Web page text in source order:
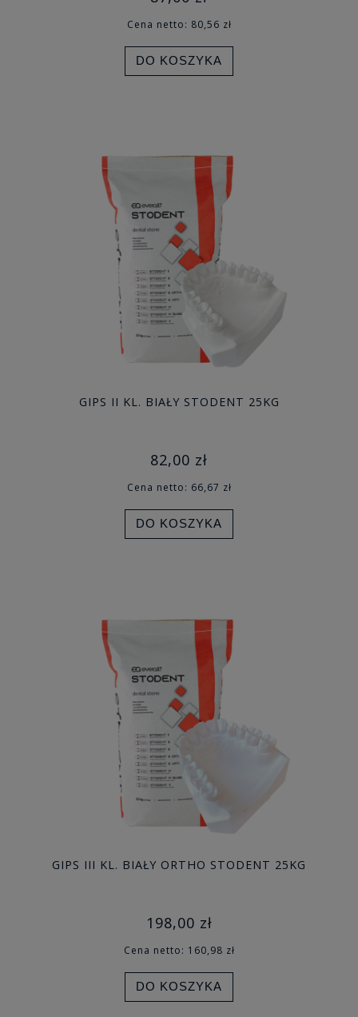
Cena netto: 80,56 zł
DO KOSZYKA
GIPS II KL. BIAŁY STODENT 25KG
82,00 zł
Cena netto: 66,67 zł
DO KOSZYKA
GIPS III KL. BIAŁY ORTHO STODENT 25KG
198,00 zł
Cena netto: 160,98 zł
DO KOSZYKA